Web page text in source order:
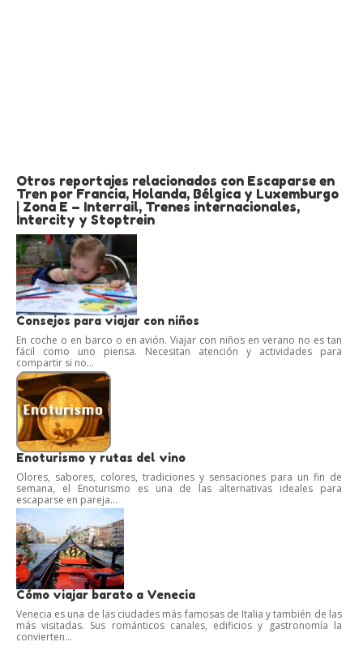
Otros reportajes relacionados con Escaparse en
Tren por Francia, Holanda, Bélgica y Luxemburgo
| Zona E – Interrail, Trenes internacionales,
Intercity y Stoptrein
Consejos para viajar con niños
En coche o en barco o en avión. Viajar con niños en verano no es tan
fácil como uno piensa. Necesitan atención y actividades para
compartir si no...
Enoturismo y rutas del vino
Olores, sabores, colores, tradiciones y sensaciones para un fin de
semana, el Enoturismo es una de las alternativas ideales para
escaparse en pareja...
Cómo viajar barato a Venecia
Venecia es una de las ciudades más famosas de Italia y también de las
más visitadas. Sus románticos canales, edificios y gastronomía la
convierten...